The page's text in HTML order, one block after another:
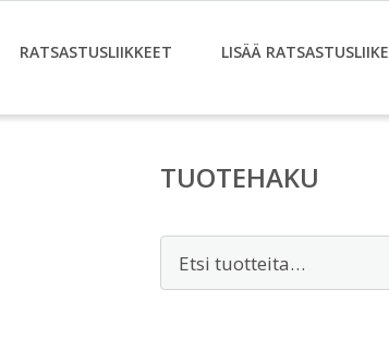
RATSASTUSLIIKKEET LISÄÄ RATSASTUSLIIKE
TUOTEHAKU